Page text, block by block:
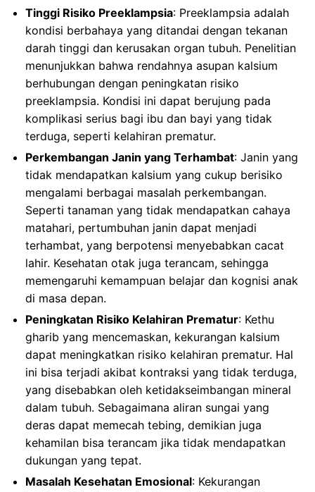
Tinggi Risiko Preeklampsia: Preeklampsia adalah
kondisi berbahaya yang ditandai dengan tekanan
darah tinggi dan kerusakan organ tubuh. Penelitian
menunjukkan bahwa rendahnya asupan kalsium
berhubungan dengan peningkatan risiko
preeklampsia. Kondisi ini dapat berujung pada
komplikasi serius bagi ibu dan bayi yang tidak
terduga, seperti kelahiran prematur.
Perkembangan Janin yang Terhambat: Janin yang
tidak mendapatkan kalsium yang cukup berisiko
mengalami berbagai masalah perkembangan.
Seperti tanaman yang tidak mendapatkan cahaya
matahari, pertumbuhan janin dapat menjadi
terhambat, yang berpotensi menyebabkan cacat
lahir. Kesehatan otak juga terancam, sehingga
memengaruhi kemampuan belajar dan kognisi anak
di masa depan.
Peningkatan Risiko Kelahiran Prematur: Kethu
gharib yang mencemaskan, kekurangan kalsium
dapat meningkatkan risiko kelahiran prematur. Hal
ini bisa terjadi akibat kontraksi yang tidak terduga,
yang disebabkan oleh ketidakseimbangan mineral
dalam tubuh. Sebagaimana aliran sungai yang
deras dapat memecah tebing, demikian juga
kehamilan bisa terancam jika tidak mendapatkan
dukungan yang tepat.
Masalah Kesehatan Emosional: Kekurangan